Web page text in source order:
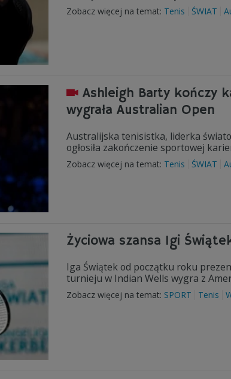
Zobacz więcej na temat: Tenis ŚWIAT
Ashleigh Barty kończy
wygrała Australian Open
Australijska tenisistka, liderka
ogłosiła zakończenie sportowej
Zobacz więcej na temat: Tenis ŚWIAT
Życiowa szansa Igi
Iga Świątek od początku roku
turnieju w Indian Wells wygra z
Zobacz więcej na temat: SPORT Tenis